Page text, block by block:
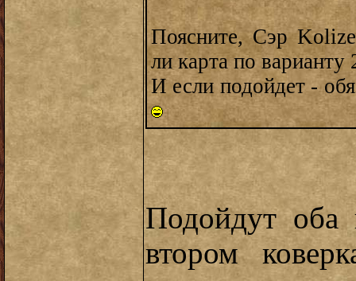
Поясните, Сэр
ли карта по варианту
И если подойдет -
Подойдут оба
втором